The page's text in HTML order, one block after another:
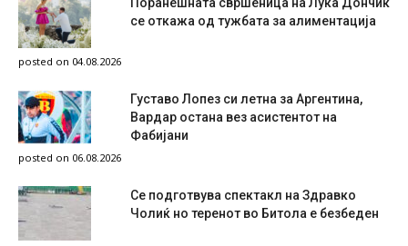
се откажа од тужбата за алиментација
posted on 04.08.2026
Густаво Лопез си летна за Аргентина,
Вардар остана вез асистентот на
Фабијани
posted on 06.08.2026
Се подготвува спектакл на Здравко
Чолиќ но теренот во Битола е безбеден